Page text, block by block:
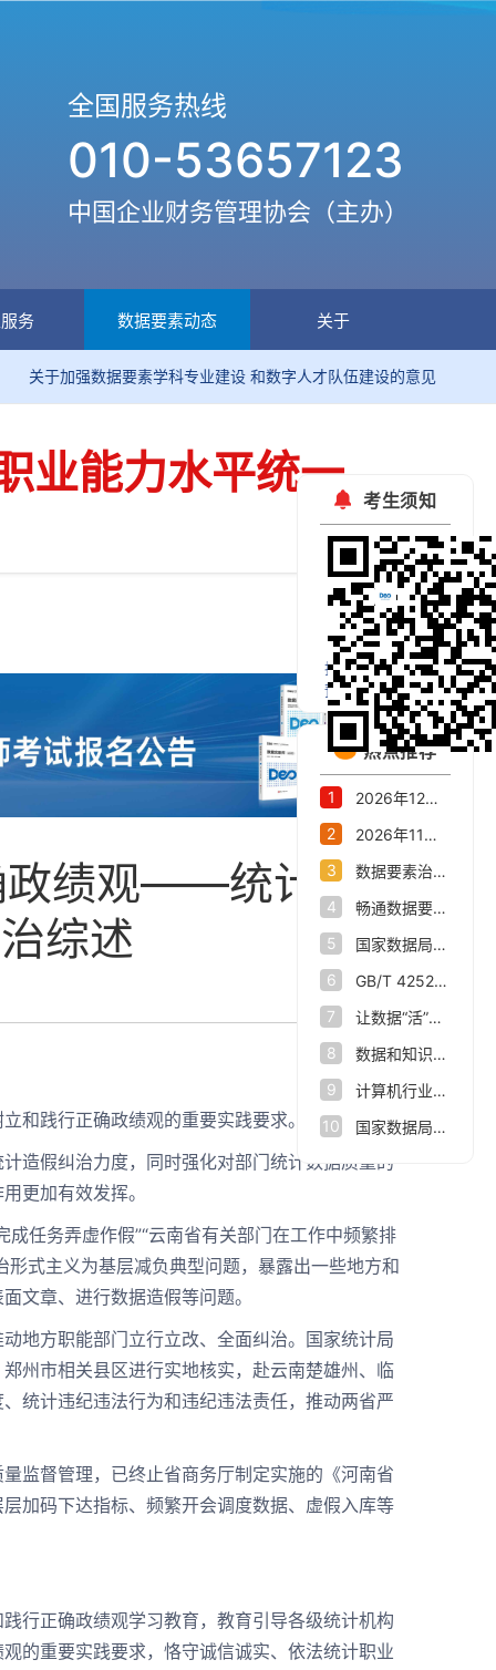
全国服务热线
010-53657123
中国企业财务管理协会（主办）
务 数据要素动态 关于
据要素学科专业建设 和数字人才队伍建设的意见
业能力水平统一
考生须知
扫码关注官方微信
预约考试公开课
热点推荐
1
2026年12月数据资产评估师职业能力水平统一考试报名公告
2
2026年11月大数据会计、数据资产交易师职业能力水平统一考试报名公告
3
数据要素治理与市场化交流活动在杭州举办高水平重塑全国数字经济第一城
4
畅通数据要素流通“大动脉”——我省数据产业发展态势新观察
5
国家数据局关于印发《关于推进行业高质量数据集建设行动的实施方案》的通知
6
GB/T 42528-2023 时空大数据技术规范
7
让数据“活”起来，杭州市数据集团打造数据要素改革新范式
8
数据和知识双向驱动 让人脑认知规律与人工智能相结合
9
计算机行业点评报告：数据基础设施：数据要素新基座
10
国家数据局： 正推进数据要素市场化配置改革
政绩观——统计部门
综述
践行正确政绩观的重要实践要求。
假纠治力度，同时强化对部门统计数据质量的
更加有效发挥。
务弄虚作假”“云南省有关部门在工作中频繁排
式主义为基层减负典型问题，暴露出一些地方和
文章、进行数据造假等问题。
方职能部门立行立改、全面纠治。国家统计局
州市相关县区进行实地核实，赴云南楚雄州、临
统计违纪违法行为和违纪违法责任，推动两省严
督管理，已终止省商务厅制定实施的《河南省
加码下达指标、频繁开会调度数据、虚假入库等
正确政绩观学习教育，教育引导各级统计机构
的重要实践要求，恪守诚信诚实、依法统计职业